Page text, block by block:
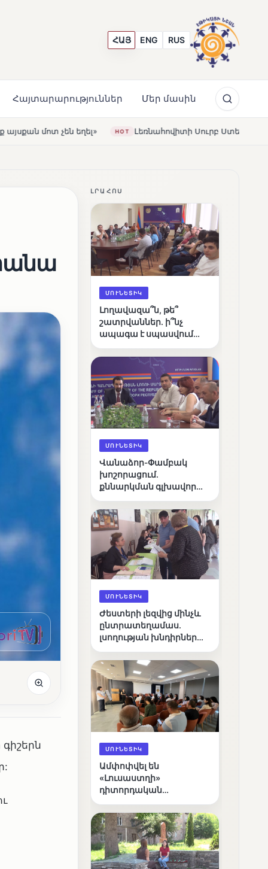
ՀԱՅ ENG RUS
Հայտարարություններ Մեր մասին
HOT Լեռնահովիտի Սուրբ Ստեփանոս եկեղեցին
ԼՐԱՀՈՍ
ՄՈՒՆԵՏԻԿ
Լողավազա՞ն, թե՞
շատրվաններ. ի՞նչ
ապագա է սպասվում
լճին
ՄՈՒՆԵՏԻԿ
Վանաձոր-Փամբակ
խոշորացում.
քննարկման գլխավոր
կառավարո՞ւմ, թե՞
քաղաքական նպատակ
ՄՈՒՆԵՏԻԿ
Ժեստերի լեզվից մինչև
ընտրատեղամաս.
լսողության խնդիրներ
ճանապարհը
ՄՈՒՆԵՏԻԿ
Ամփոփվել են
«Լուսաստղի»
դիտորդական
արդյունքները